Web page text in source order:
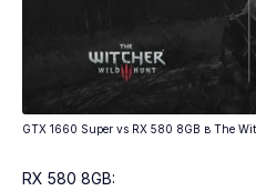
GTX 1660 Super vs RX 580 8GB в The
RX 580 8GB: